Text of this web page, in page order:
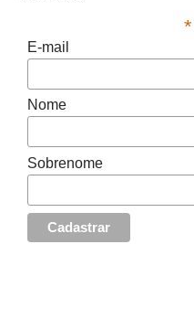
*
E-mail
Nome
Sobrenome